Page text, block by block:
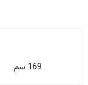
169 سم